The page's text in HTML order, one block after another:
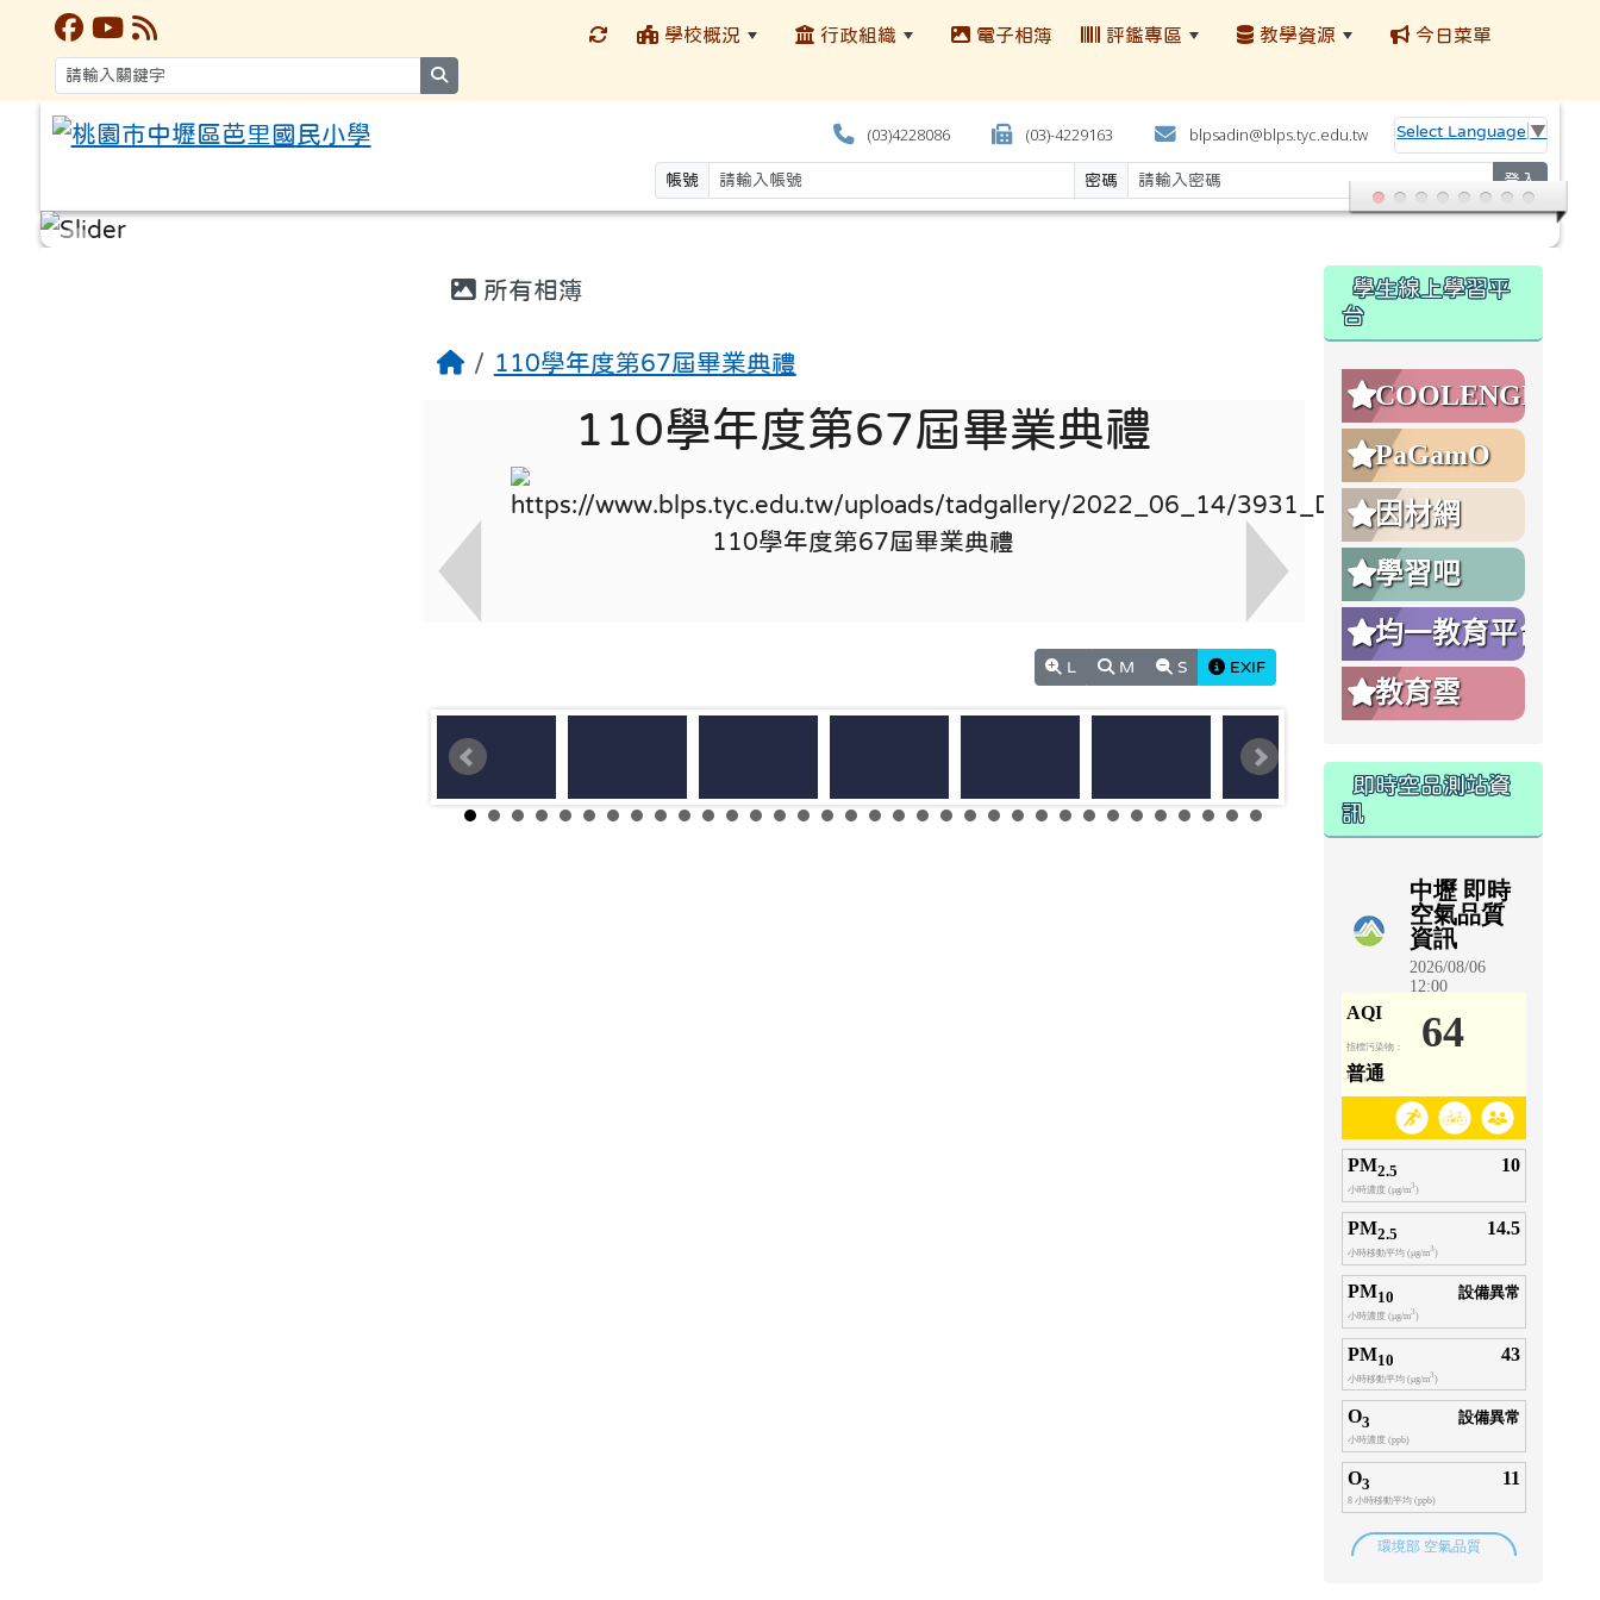
學校概況 行政組織 電子相簿 評鑑專區 教學資源 今日菜單
(03)4228086 (03)-4229163 blpsadin@blps.tyc.edu.tw Select Language ▼
帳號 密碼 登入
所有相簿
110學年度第67屆畢業典禮
110學年度第67屆畢業典禮
L M S EXIF
學生線上學習平
台
COOLENGLISH
PaGamO
因材網
學習吧
均一教育平台
教育雲
即時空品測站資
訊